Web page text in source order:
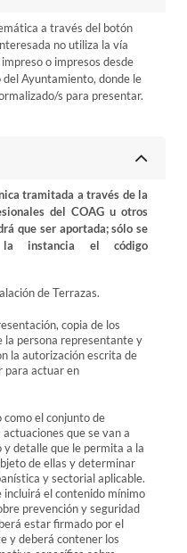
a través del botón
no utiliza la vía
o impresos desde
Ayuntamiento, donde le
s para presentar.
tramitada a través de la
del COAG u otros
que ser aportada; sólo se
instancia el código
de Terrazas.
copia de los
la persona representante y
la autorización escrita de
para actuar en
el conjunto de
que se van a
detalle que le permita a la
de ellas y determinar
y sectorial aplicable.
el contenido mínimo
prevención y seguridad
estar firmado por el
y deberá contener los